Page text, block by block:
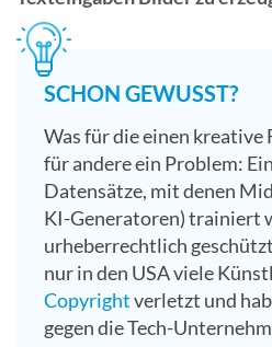
SCHON GEWUSST?
Was für die einen
für andere ein Problem:
Datensätze, mit denen
KI-Generatoren) trainiert
urheberrechtlich
nur in den USA viele
Copyrightverletzt und
gegen die Tech-